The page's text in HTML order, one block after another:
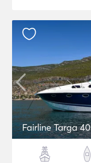
Fairline Targa 40